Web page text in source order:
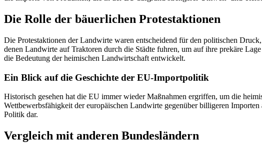
Die Rolle der bäuerlichen Protestaktionen
Die Protestaktionen der Landwirte waren entscheidend für den politischen
denen Landwirte auf Traktoren durch die Städte fuhren, um auf ihre prekäre
die Bedeutung der heimischen Landwirtschaft entwickelt.
Ein Blick auf die Geschichte der EU-Importpolitik
Historisch gesehen hat die EU immer wieder Maßnahmen ergriffen, um die
Wettbewerbsfähigkeit der europäischen Landwirte gegenüber billigeren
Politik dar.
Vergleich mit anderen Bundesländern